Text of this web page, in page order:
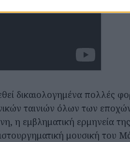
δικαιολογημένα πολλές
ταινιών όλων των
η εμβληματική ερμηνεία της
μουσική του